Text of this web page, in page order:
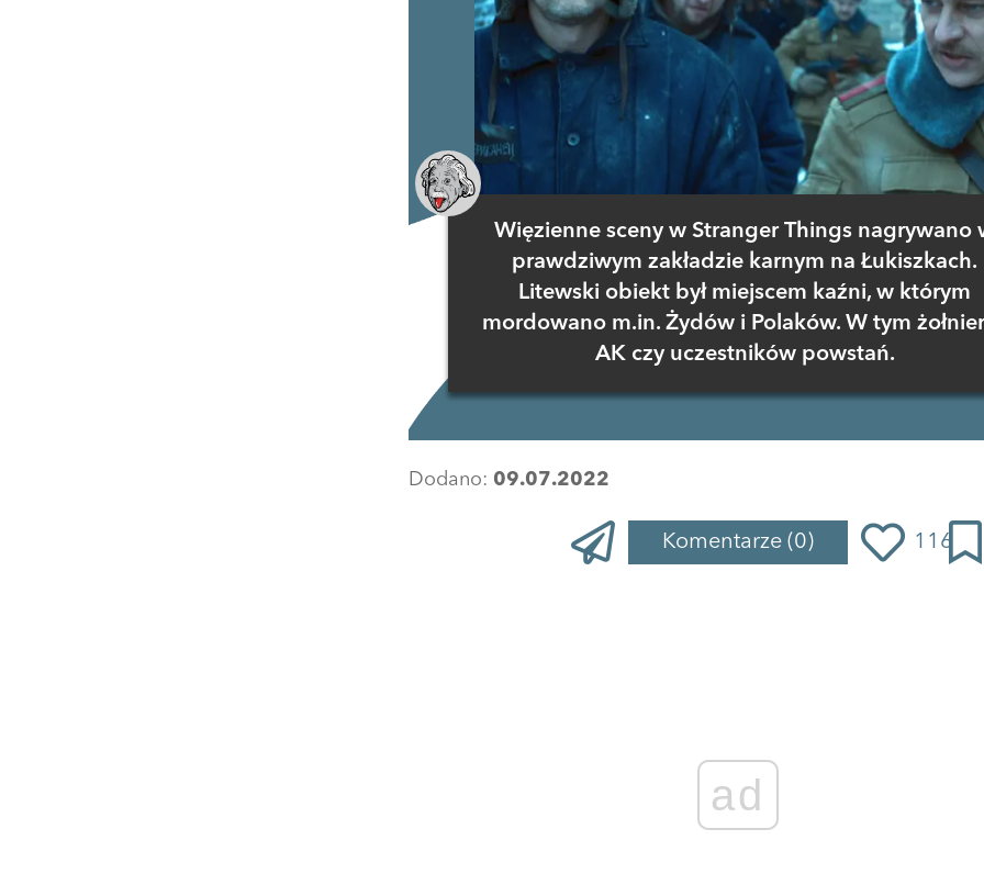
Więzienne sceny w Stranger Things nagrywano
prawdziwym zakładzie karnym na Łukiszkach.
Litewski obiekt był miejscem kaźni, w którym
mordowano m.in. Żydów i Polaków. W tym
AK czy uczestników powstań.
Dodano: 09.07.2022
Komentarze (0) 116
ad